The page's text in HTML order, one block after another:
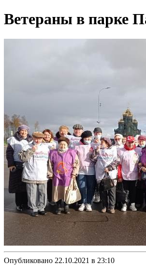
Ветераны в парке
Опубликовано 22.10.2021 в 23:10